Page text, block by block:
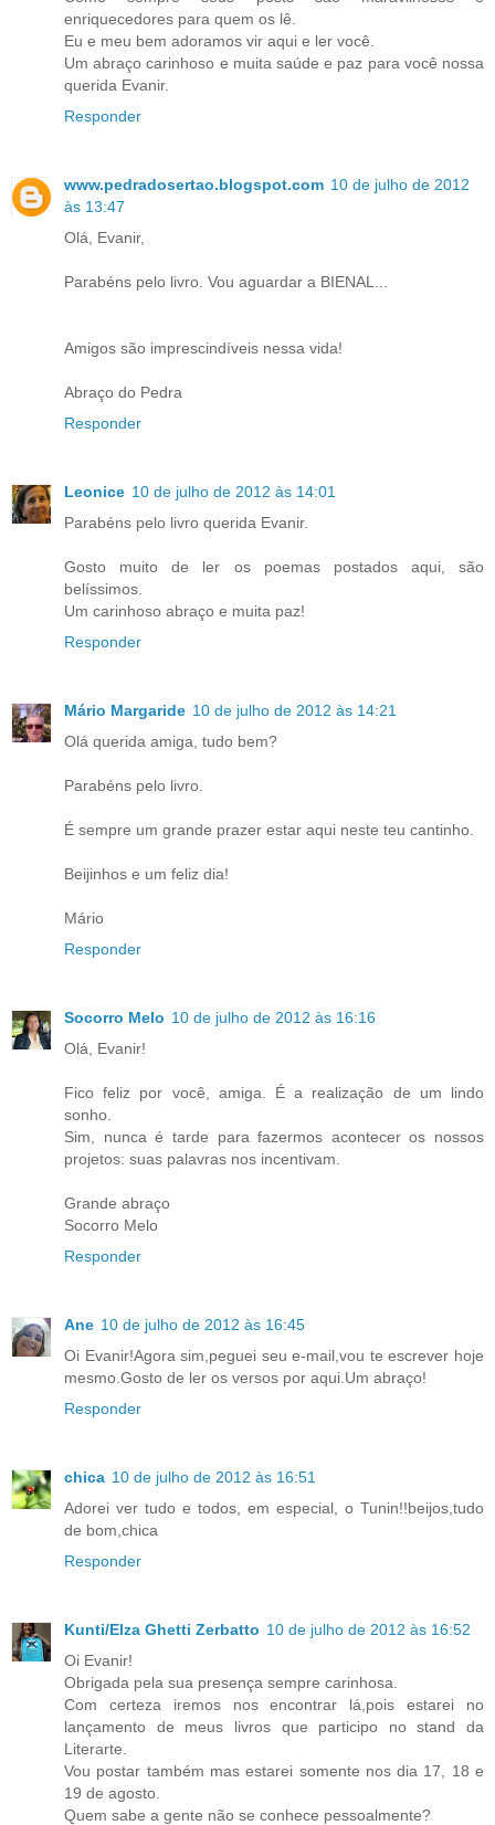
enriquecedores para quem os lê.
Eu e meu bem adoramos vir aqui e ler você.
Um abraço carinhoso e muita saúde e paz para você nossa
querida Evanir.
Responder
www.pedradosertao.blogspot.com 10 de julho de 2012
às 13:47
Olá, Evanir,
Parabéns pelo livro. Vou aguardar a BIENAL...
Amigos são imprescindíveis nessa vida!
Abraço do Pedra
Responder
Leonice 10 de julho de 2012 às 14:01
Parabéns pelo livro querida Evanir.
Gosto muito de ler os poemas postados aqui, são
belíssimos.
Um carinhoso abraço e muita paz!
Responder
Mário Margaride 10 de julho de 2012 às 14:21
Olá querida amiga, tudo bem?
Parabéns pelo livro.
É sempre um grande prazer estar aqui neste teu cantinho.
Beijinhos e um feliz dia!
Mário
Responder
Socorro Melo 10 de julho de 2012 às 16:16
Olá, Evanir!
Fico feliz por você, amiga. É a realização de um lindo
sonho.
Sim, nunca é tarde para fazermos acontecer os nossos
projetos: suas palavras nos incentivam.
Grande abraço
Socorro Melo
Responder
Ane 10 de julho de 2012 às 16:45
Oi Evanir!Agora sim,peguei seu e-mail,vou te escrever hoje
mesmo.Gosto de ler os versos por aqui.Um abraço!
Responder
chica 10 de julho de 2012 às 16:51
Adorei ver tudo e todos, em especial, o Tunin!!beijos,tudo
de bom,chica
Responder
Kunti/Elza Ghetti Zerbatto 10 de julho de 2012 às 16:52
Oi Evanir!
Obrigada pela sua presença sempre carinhosa.
Com certeza iremos nos encontrar lá,pois estarei no
lançamento de meus livros que participo no stand da
Literarte.
Vou postar também mas estarei somente nos dia 17, 18 e
19 de agosto.
Quem sabe a gente não se conhece pessoalmente?